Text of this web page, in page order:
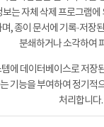
보는 자체 삭제 프로그램에
, 종이 문서에 기록·저장
분쇄하거나 소각하여
템에 데이터베이스로 저장
기능을 부여하여 정기적
처리합니다.